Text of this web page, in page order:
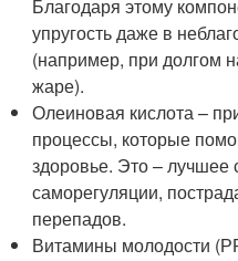
Благодаря этому
упругость даже в
(например, при долгом
жаре).
Олеиновая кислота –
процессы, которые
здоровье. Это – лучшее
саморегуляции,
перепадов.
Витамины молодости